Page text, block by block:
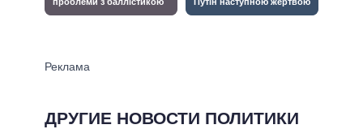
ДРУГИЕ НОВОСТИ ПОЛИТИКИ